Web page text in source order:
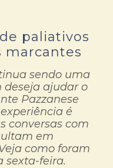
paliativos
marcantes
sendo uma
ajudar o
Pazzanese
é
conversas com
em
como foram
sexta-feira.